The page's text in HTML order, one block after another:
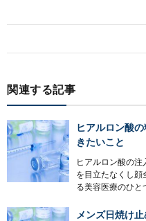
関連する記事
ヒアルロン酸
きたいこと
ヒアルロン酸の
を目立たなくし顔
る美容医療のひ
メンズ日焼け